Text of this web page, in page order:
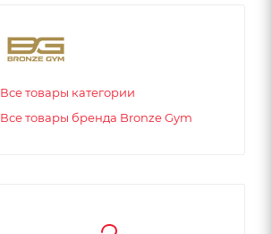
Все товары категории
Все товары бренда Bronze Gym